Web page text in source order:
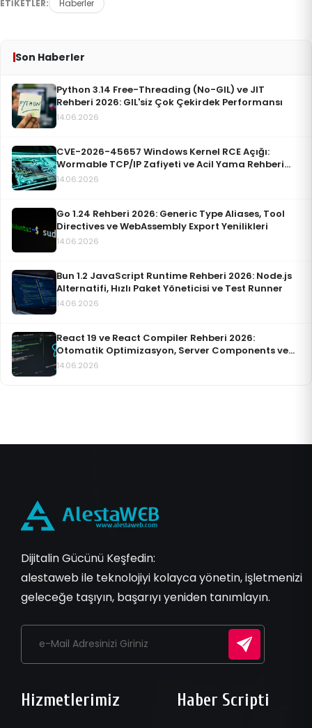
ETIKETLER: Haberler
Son Haberler
Python 3.14 Free-Threading (No-GIL) ve JIT
Rehberi 2026: GIL'siz Çok Çekirdek Performansı
14.06.2026
CVE-2026-45657 Windows Kernel RCE Açığı:
Wormable TCP/IP Zafiyeti ve Acil Yama Rehberi
(Haziran 2026)
14.06.2026
Go 1.24 Rehberi 2026: Generic Type Aliases, Tool
Directives ve WebAssembly Export Yenilikleri
14.06.2026
Bun 1.2 JavaScript Runtime Rehberi 2026: Node.js
Alternatifi, Hızlı Paket Yöneticisi ve Test Runner
14.06.2026
React 19 ve React Compiler Rehberi 2026:
Otomatik Optimizasyon, Server Components ve
Actions
14.06.2026
Dijitalin Gücünü Keşfedin:
alestaweb ile teknolojiyi kolayca yönetin, işletmenizi
geleceğe taşıyın, başarıyı yeniden tanımlayın.
Hizmetlerimiz Haber Scripti